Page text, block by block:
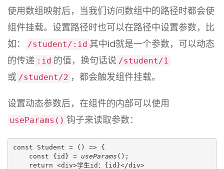
使用数组映射后，当我们访问数组中的路径时都会使
组件挂载。设置路径时也可以在路径中设置参数，比
如：
/student/:id 其中id就是一个参数，可以动态
的传递 :id 的值，换句话说 /student/1
或 /student/2 ，都会触发组件挂载。
设置动态参数后，在组件的内部可以使用
useParams() 钩子来读取参数：
const Student = () => {
    const {id} =
useParams ();